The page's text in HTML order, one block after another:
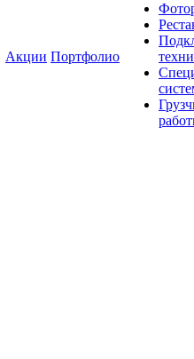
Акции Портфолио